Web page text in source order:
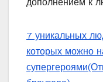
7 уникальных
которых можно
супергероями